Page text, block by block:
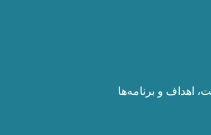
اهداف و برنامه‌ها